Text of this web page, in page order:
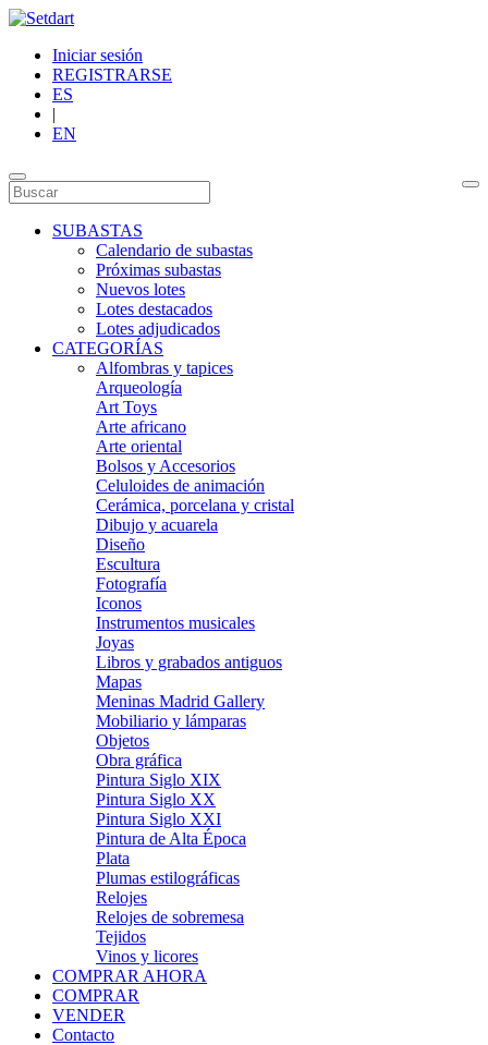
Iniciar sesión
REGISTRARSE
ES
|
EN
SUBASTAS
Calendario de subastas
Próximas subastas
Nuevos lotes
Lotes destacados
Lotes adjudicados
CATEGORÍAS
Alfombras y tapices
Arqueología
Art Toys
Arte africano
Arte oriental
Bolsos y Accesorios
Celuloides de animación
Cerámica, porcelana y cristal
Dibujo y acuarela
Diseño
Escultura
Fotografía
Iconos
Instrumentos musicales
Joyas
Libros y grabados antiguos
Mapas
Meninas Madrid Gallery
Mobiliario y lámparas
Objetos
Obra gráfica
Pintura Siglo XIX
Pintura Siglo XX
Pintura Siglo XXI
Pintura de Alta Época
Plata
Plumas estilográficas
Relojes
Relojes de sobremesa
Tejidos
Vinos y licores
COMPRAR AHORA
COMPRAR
VENDER
Contacto